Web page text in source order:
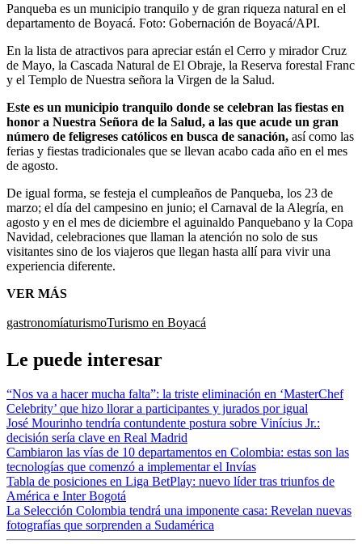
Panqueba es un municipio tranquilo y de gran riqueza natural en el
departamento de Boyacá. Foto: Gobernación de Boyacá/API.
En la lista de atractivos para apreciar están el Cerro y mirador Cruz
de Mayo, la Cascada Natural de El Obraje, la Reserva forestal Franc
y el Templo de Nuestra señora la Virgen de la Salud.
Este es un municipio tranquilo donde se celebran las fiestas en
honor a Nuestra Señora de la Salud, a las que acude un gran
número de feligreses católicos en busca de sanación, así como las
ferias y fiestas tradicionales que se llevan acabo cada año en el mes
de agosto.
De igual forma, se festeja el cumpleaños de Panqueba, los 23 de
marzo; el día del campesino en junio; el Carnaval de la Alegría, en
agosto y en el mes de diciembre el aguinaldo Panquebano y la Copa
Navidad, celebraciones que llaman la atención no solo de sus
visitantes sino de los viajeros que llegan hasta allí para vivir una
experiencia diferente.
VER MÁS
gastronomíaturismoTurismo en Boyacá
Le puede interesar
“Nos va a hacer mucha falta”: la triste eliminación en ‘MasterChef
Celebrity’ que hizo llorar a participantes y jurados por igual
José Mourinho tendría contundente postura sobre Vinícius Jr.:
decisión sería clave en Real Madrid
Cambiaron las vías de 10 departamentos en Colombia: estas son las
tecnologías que comenzó a implementar el Invías
Tabla de posiciones en Liga BetPlay: nuevo líder tras triunfos de
América e Inter Bogotá
La Selección Colombia tendrá una imponente casa: Revelan nuevas
fotografías que sorprenden a Sudamérica